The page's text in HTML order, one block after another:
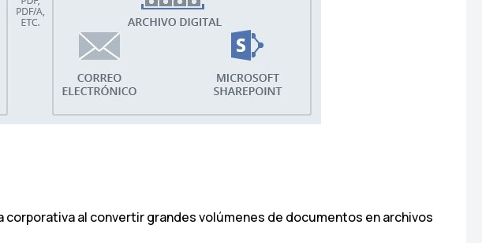
al convertir grandes volúmenes de documentos en archivos